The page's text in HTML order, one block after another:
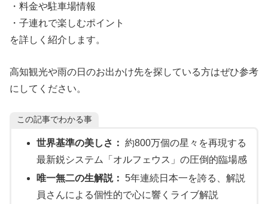
・料金や駐車場情報
・子連れで楽しむポイント
を詳しく紹介します。
高知観光や雨の日のお出かけ先を探している方はぜひ参考
にしてください。
この記事でわかる事
世界基準の美しさ： 約800万個の星々を再現する
最新鋭システム「オルフェウス」の圧倒的臨場感
唯一無二の生解説： 5年連続日本一を誇る、解説
員さんによる個性的で心に響くライブ解説